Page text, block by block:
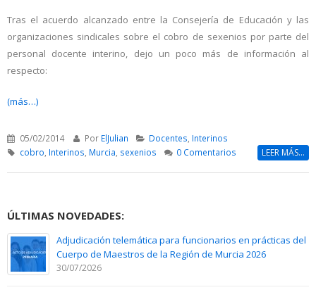
Tras el acuerdo alcanzado entre la Consejería de Educación y las
organizaciones sindicales sobre el cobro de sexenios por parte del
personal docente interino, dejo un poco más de información al
respecto:
(más…)
05/02/2014 Por ElJulian Docentes, Interinos
cobro, Interinos, Murcia, sexenios 0 Comentarios LEER MÁS...
ÚLTIMAS NOVEDADES:
Adjudicación telemática para funcionarios en prácticas del
Cuerpo de Maestros de la Región de Murcia 2026
30/07/2026